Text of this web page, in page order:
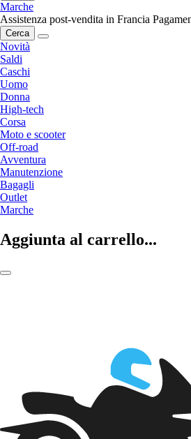
Marche
Assistenza post-vendita in Francia
Cerca
Novità
Saldi
Caschi
Uomo
Donna
High-tech
Corsa
Moto e scooter
Off-road
Avventura
Manutenzione
Bagagli
Outlet
Marche
Aggiunta al carrello...